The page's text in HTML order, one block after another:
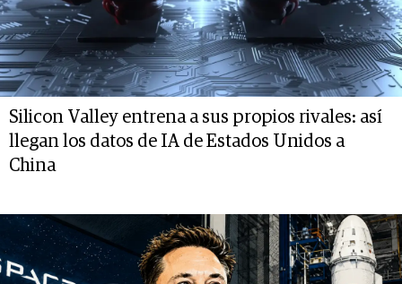
Silicon Valley entrena a sus propios rivales: así
llegan los datos de IA de Estados Unidos a
China